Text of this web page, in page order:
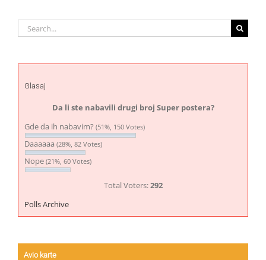
Search
for:
Glasaj
Da li ste nabavili drugi broj Super postera?
Gde da ih nabavim? (51%, 150 Votes)
Daaaaaa (28%, 82 Votes)
Nope (21%, 60 Votes)
Total Voters:292
Polls Archive
Avio karte